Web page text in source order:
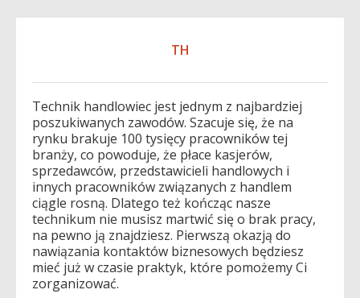
TH
Technik handlowiec jest jednym z najbardziej
poszukiwanych zawodów. Szacuje się, że na
rynku brakuje 100 tysięcy pracowników tej
branży, co powoduje, że płace kasjerów,
sprzedawców, przedstawicieli handlowych i
innych pracowników związanych z handlem
ciągle rosną. Dlatego też kończąc nasze
technikum nie musisz martwić się o brak pracy,
na pewno ją znajdziesz. Pierwszą okazją do
nawiązania kontaktów biznesowych będziesz
mieć już w czasie praktyk, które pomożemy Ci
zorganizować.